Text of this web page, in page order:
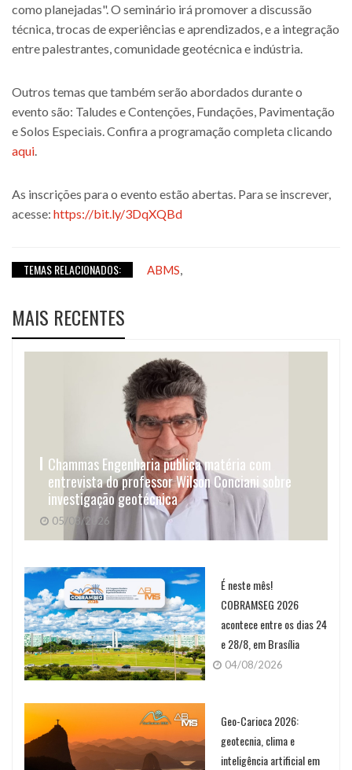
como planejadas". O seminário irá promover a discussão
técnica, trocas de experiências e aprendizados, e a integração
entre palestrantes, comunidade geotécnica e indústria.
Outros temas que também serão abordados durante o
evento são: Taludes e Contenções, Fundações, Pavimentação
e Solos Especiais. Confira a programação completa clicando
aqui
As inscrições para o evento estão abertas. Para se inscrever,
acesse: https://bit.ly/3DqXQBd
TEMAS RELACIONADOS: ABMS
MAIS RECENTES
Chammas Engenharia publica matéria com
entrevista do professor Wilson Conciani sobre
investigação geotécnica
05/08/2026
É neste mês!
COBRAMSEG 2026
acontece entre os dias 24
e 28/8, em Brasília
04/08/2026
Geo-Carioca 2026:
geotecnia, clima e
inteligência artificial em